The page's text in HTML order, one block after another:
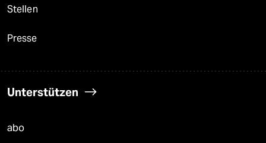
Stellen
Presse
Unterstützen
abo